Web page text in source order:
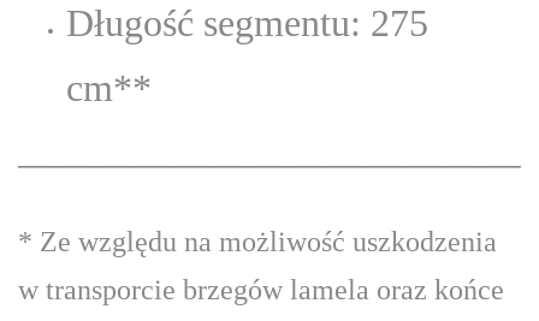
Długość segmentu: 275
cm**
* Ze względu na możliwość uszkodzenia
w transporcie brzegów lamela oraz końce